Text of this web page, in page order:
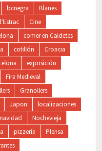
bcnegra
Blanes
Cine
comer en Caldetes
cotillón
Croacia
exposición
Fira Medieval
Granollers
Japon
localizaciones
navidad
Nochevieja
pizzería
Plensa